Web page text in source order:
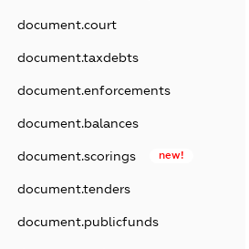
document.court
document.taxdebts
document.enforcements
document.balances
document.scorings new!
document.tenders
document.publicfunds